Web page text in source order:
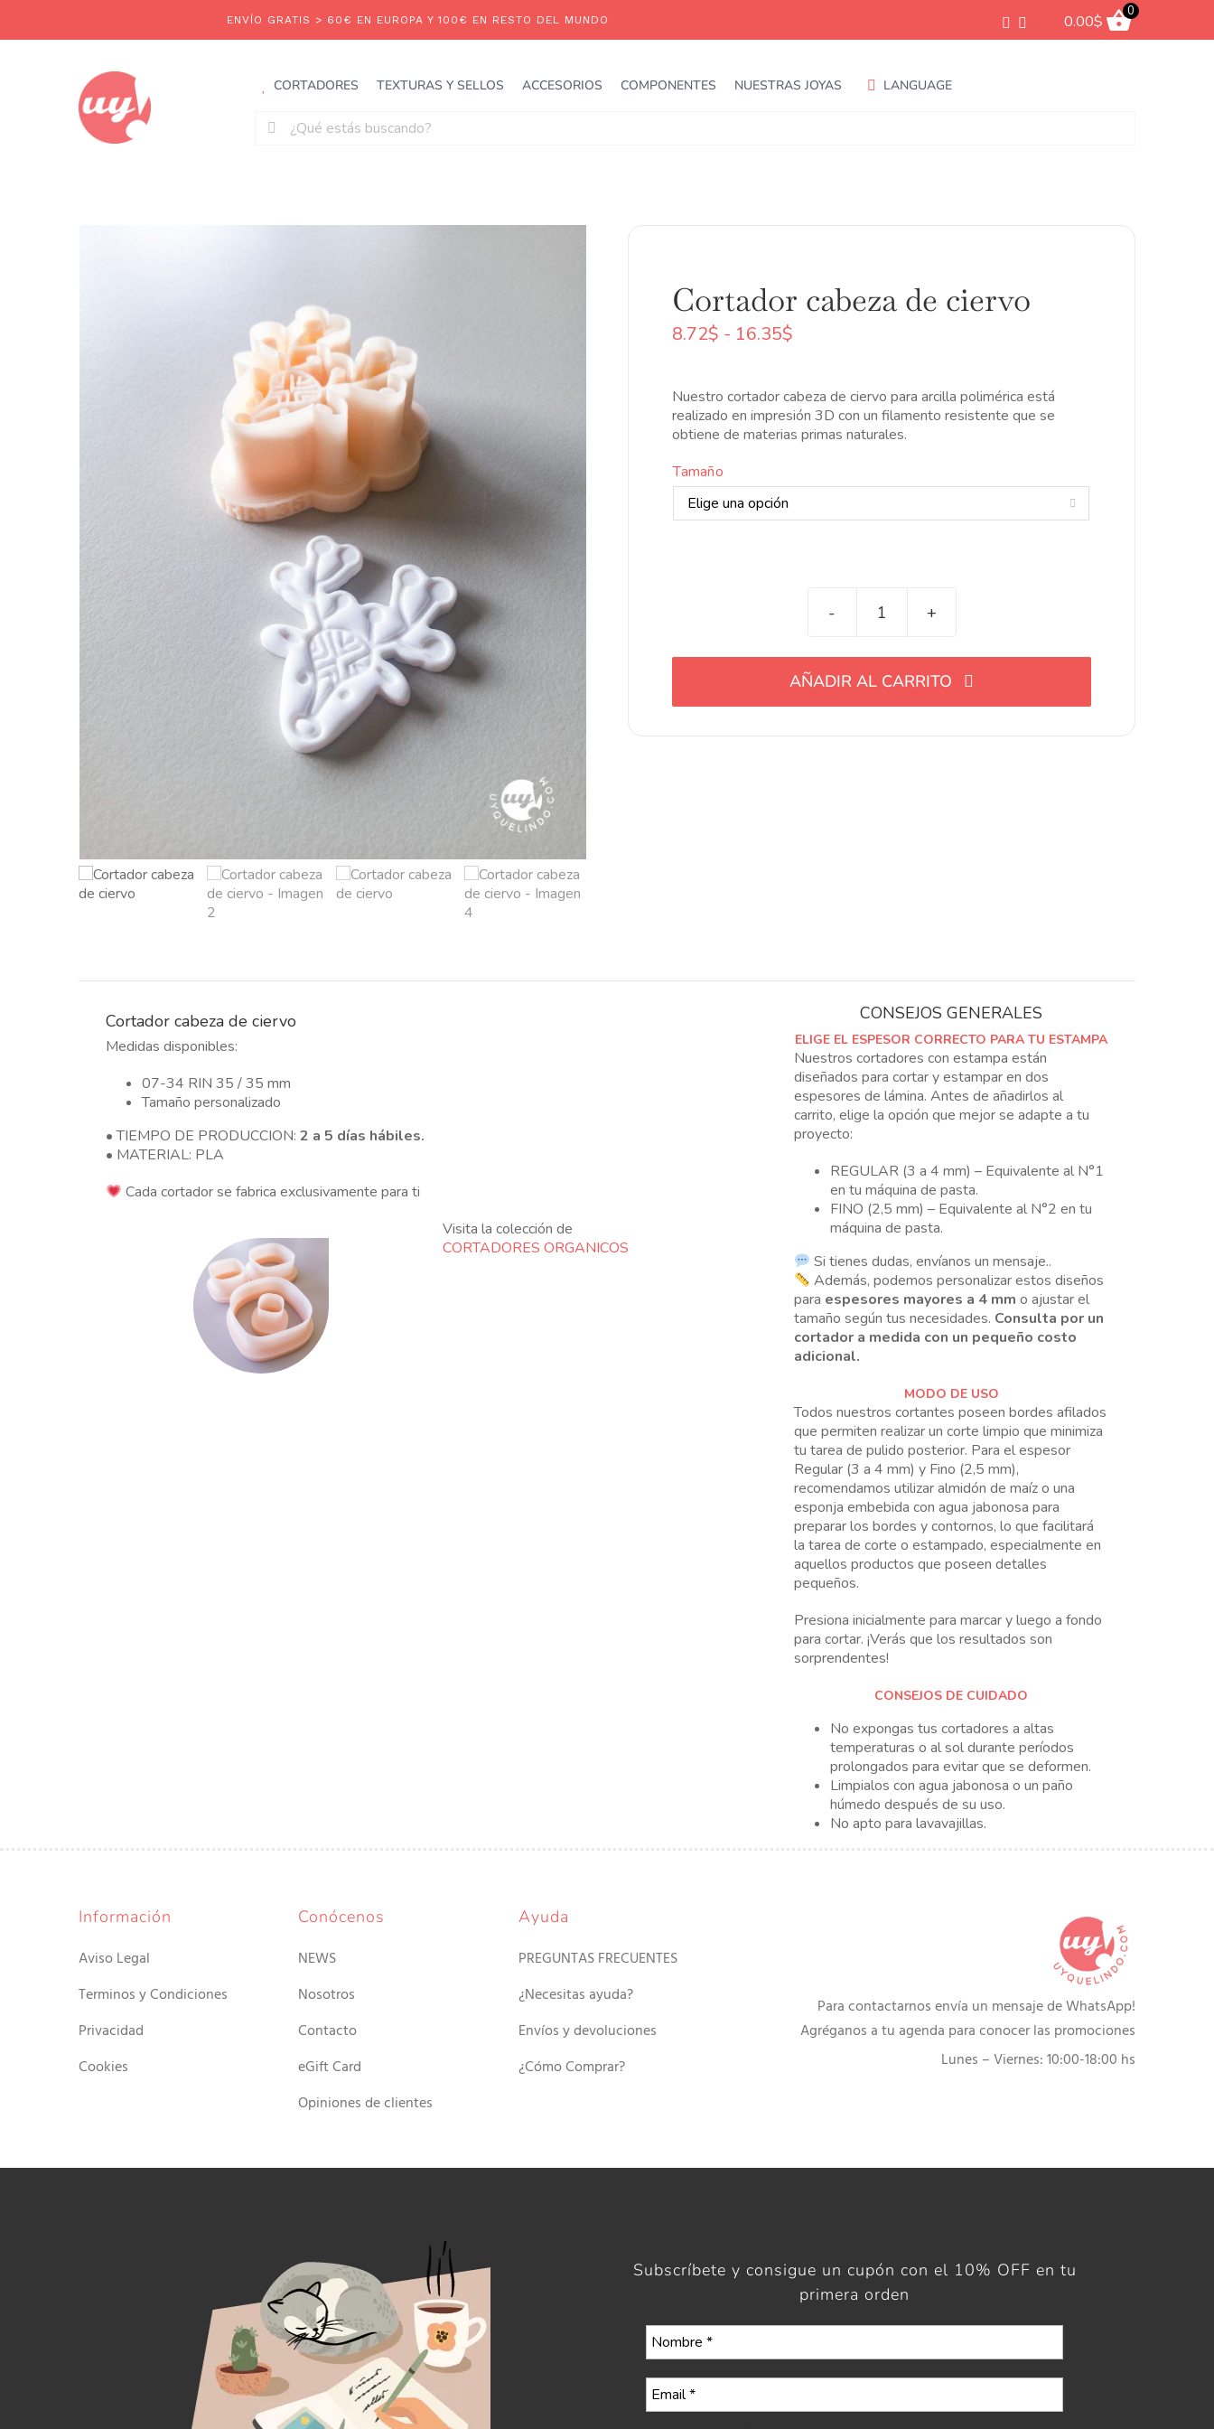
contenido
0.00$
0
CORTADORES TEXTURAS Y SELLOS ACCESORIOS COMPONENTES NUESTRAS JOYAS LANGUAGE
Buscar:
Cortador cabeza de ciervo
8.72$ - 16.35$
desde
8.72$
hasta
Nuestro cortador cabeza de ciervo para arcilla polimérica está
realizado en impresión 3D con un filamento resistente que se
obtiene de materias primas naturales.
Tamaño

Cortador
ciervo
cantidad
AÑADIR AL CARRITO
Cortador cabeza de ciervo
Medidas disponibles:
07-34 RIN 35 / 35 mm
Tamaño personalizado
• TIEMPO DE PRODUCCION: 2 a 5 días hábiles.
• MATERIAL: PLA
Cada cortador se fabrica exclusivamente para ti
Visita la colección de
CORTADORES ORGANICOS
CONSEJOS GENERALES
ELIGE EL ESPESOR CORRECTO PARA TU ESTAMPA
Nuestros cortadores con estampa están
diseñados para cortar y estampar en dos
espesores de lámina. Antes de añadirlos al
carrito, elige la opción que mejor se adapte a tu
proyecto:
REGULAR (3 a 4 mm) – Equivalente al N°1
en tu máquina de pasta.
FINO (2,5 mm) – Equivalente al N°2 en tu
máquina de pasta.
Si tienes dudas, envíanos un mensaje..
Además, podemos personalizar estos diseños
para espesores mayores a 4 mm o ajustar el
tamaño según tus necesidades. Consulta por un
cortador a medida con un pequeño costo
adicional.
MODO DE USO
Todos nuestros cortantes poseen bordes afilados
que permiten realizar un corte limpio que minimiza
tu tarea de pulido posterior. Para el espesor
Regular (3 a 4 mm) y Fino (2,5 mm),
recomendamos utilizar almidón de maíz o una
esponja embebida con agua jabonosa para
preparar los bordes y contornos, lo que facilitará
la tarea de corte o estampado, especialmente en
aquellos productos que poseen detalles
pequeños.
Presiona inicialmente para marcar y luego a fondo
para cortar. ¡Verás que los resultados son
sorprendentes!
CONSEJOS DE CUIDADO
No expongas tus cortadores a altas
temperaturas o al sol durante períodos
prolongados para evitar que se deformen.
Limpialos con agua jabonosa o un paño
húmedo después de su uso.
No apto para lavavajillas.
Información
Aviso Legal
Terminos y Condiciones
Privacidad
Cookies
Conócenos
NEWS
Nosotros
Contacto
eGift Card
Opiniones de clientes
Ayuda
PREGUNTAS FRECUENTES
¿Necesitas ayuda?
Envíos y devoluciones
¿Cómo Comprar?
Para contactarnos envía un mensaje de WhatsApp!
Agréganos a tu agenda para conocer las promociones
Lunes – Viernes: 10:00-18:00 hs
Subscríbete y consigue un cupón con el 10% OFF en tu
primera orden